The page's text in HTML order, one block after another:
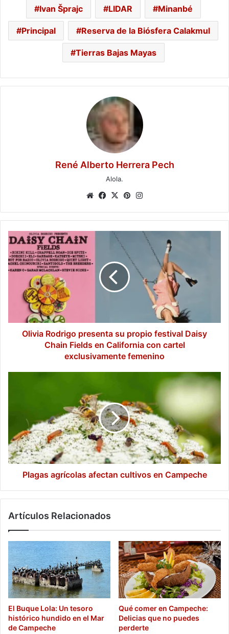
Ivan Šprajc LIDAR Minanbé
Principal Reserva de la Biósfera Calakmul
Tierras Bajas Mayas
René Alberto Herrera Pech
Alola.
WebsiteFacebook
X Pinterest
Olivia
Rodrigo
presenta
su
festival
Daisy
Fields
Olivia Rodrigo presenta su propio festival Daisy
Chain Fields en California con cartel
exclusivamente femenino
Campeche
Plagas agrícolas afectan cultivos en Campeche
Artículos Relacionados
El Buque Lola: Un tesoro
histórico hundido en el Mar
de Campeche
Qué comer en Campeche:
Delicias que no puedes
perderte